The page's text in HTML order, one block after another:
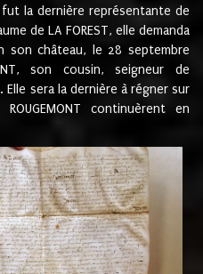
la dernière représentante de
de LA FOREST, elle demanda
son château, le 28 septembre
son cousin, seigneur de
sera la dernière à régner sur
continuèrent en